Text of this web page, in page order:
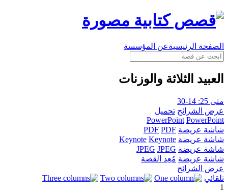
الصفحة الرئيسيةعن المؤسسة
العبيد الثلاثة والوزنات
متى 25: 14-30
عرض الشرائح تحميل
PowerPoint PowerPoint
شاشة عريضة
PDF PDF
شاشة عريضة
Keynote Keynote
شاشة عريضة
JPEG JPEG
شاشة عريضة مُعِد القصة
عرض الشرائح
تلقائي
1